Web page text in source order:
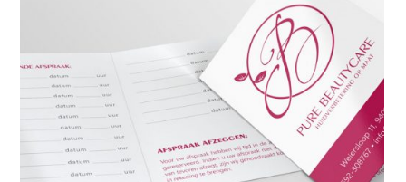
Afsprakenkaart Pure Beautycare